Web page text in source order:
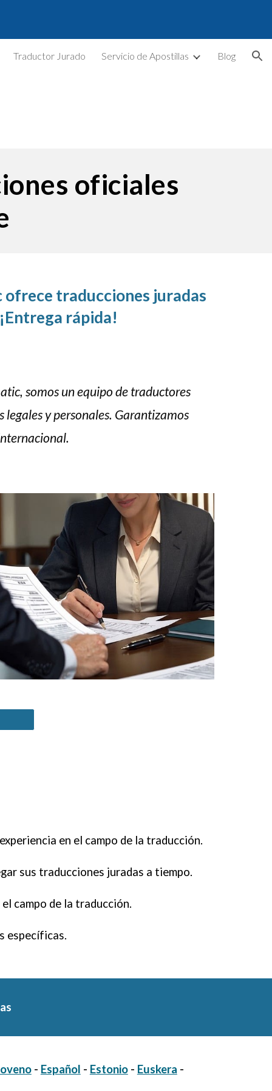
Traductor Jurado Servicio de Apostillas Blog
oficiales
ofrece traducciones juradas
rápida!
somos un equipo de traductores
y personales. Garantizamos
en el campo de la traducción.
sus traducciones juradas a tiempo.
campo de la traducción.
específicas.
- Español - Estonio- Euskera -